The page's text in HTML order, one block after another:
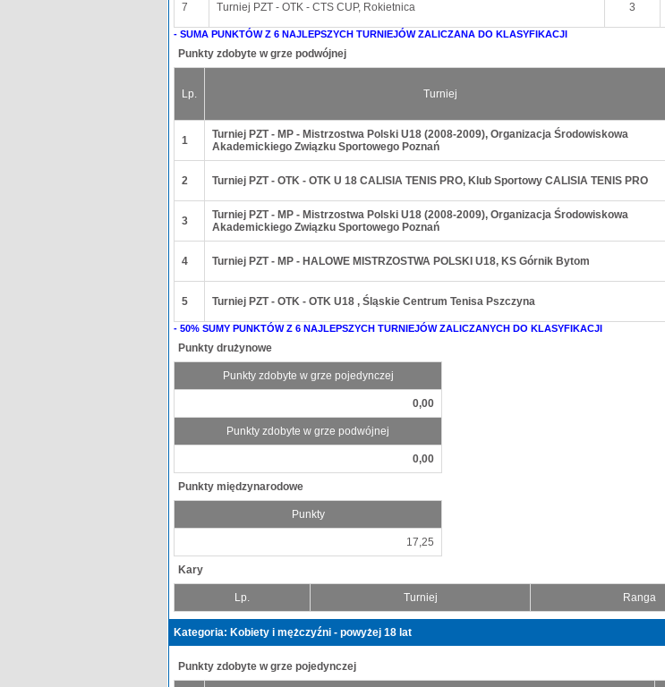
7 Turniej PZT - OTK - CTS CUP, Rokietnica 3
- SUMA PUNKTÓW Z 6 NAJLEPSZYCH TURNIEJÓW ZALICZANA DO KLASYFIKACJI
Punkty zdobyte w grze podwójnej
Lp. Turniej
1
Turniej PZT - MP - Mistrzostwa Polski U18 (2008-2009), Organizacja Środowiskowa
Akademickiego Związku Sportowego Poznań
2 Turniej PZT - OTK - OTK U 18 CALISIA TENIS PRO, Klub Sportowy CALISIA TENIS PRO
3
Turniej PZT - MP - Mistrzostwa Polski U18 (2008-2009), Organizacja Środowiskowa
Akademickiego Związku Sportowego Poznań
4 Turniej PZT - MP - HALOWE MISTRZOSTWA POLSKI U18, KS Górnik Bytom
5 Turniej PZT - OTK - OTK U18 , Śląskie Centrum Tenisa Pszczyna
- 50% SUMY PUNKTÓW Z 6 NAJLEPSZYCH TURNIEJÓW ZALICZANYCH DO KLASYFIKACJI
Punkty drużynowe
Punkty zdobyte w grze pojedynczej
0,00
Punkty zdobyte w grze podwójnej
0,00
Punkty międzynarodowe
Punkty
17,25
Kary
Lp. Turniej Ranga
Kategoria: Kobiety i mężczyźni - powyżej 18 lat
Punkty zdobyte w grze pojedynczej